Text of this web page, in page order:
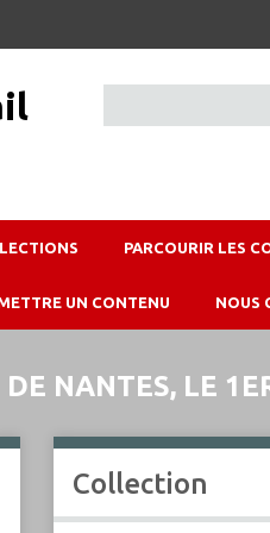
PARCOURIR LES
UN CONTENU NOUS
NANTES, LE
Collection